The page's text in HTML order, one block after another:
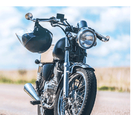
）
しん生命保険株式会社
anshin.co.jp/）
株式会社
）
会社
）
株式会社
）
保険株式会社